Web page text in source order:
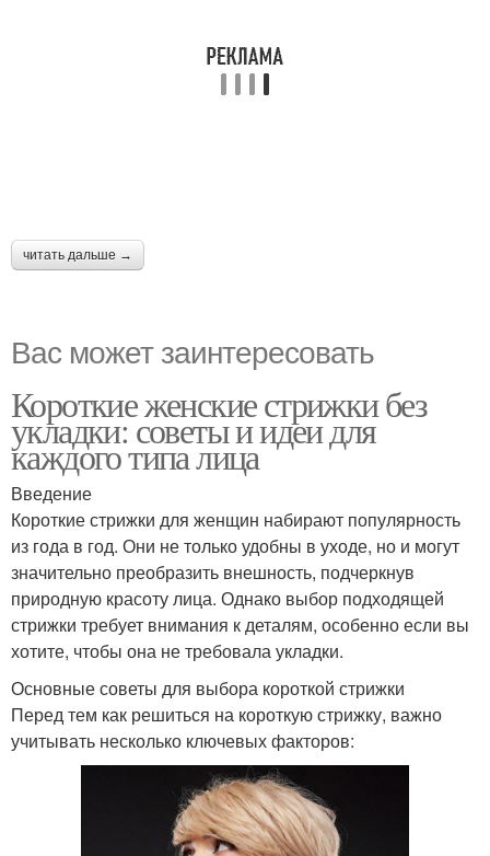
читать дальше →
Вас может заинтересовать
Короткие женские стрижки без
укладки: советы и идеи для
каждого типа лица
Введение
Короткие стрижки для женщин набирают популярность
из года в год. Они не только удобны в уходе, но и могут
значительно преобразить внешность, подчеркнув
природную красоту лица. Однако выбор подходящей
стрижки требует внимания к деталям, особенно если вы
хотите, чтобы она не требовала укладки.
Основные советы для выбора короткой стрижки
Перед тем как решиться на короткую стрижку, важно
учитывать несколько ключевых факторов: